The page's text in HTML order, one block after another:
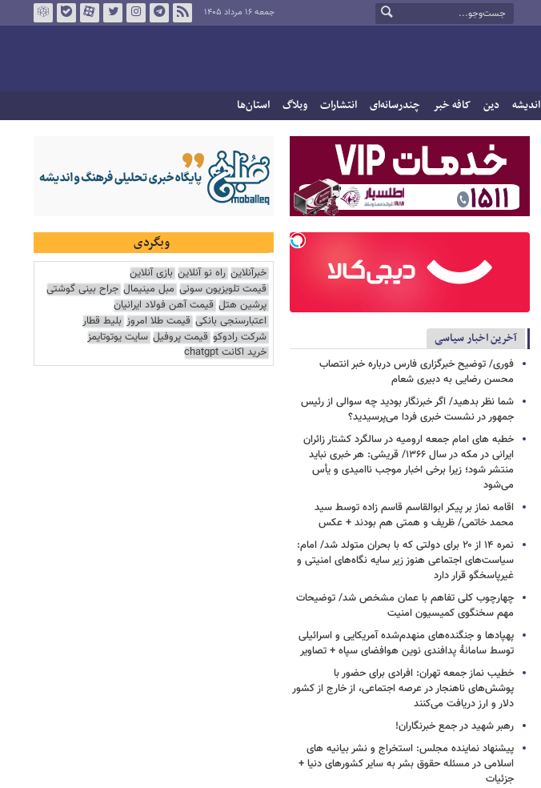
جمعه ۱۶ مرداد ۱۴۰۵
اندیشه دین کافه خبر چندرسانه‌ای انتشارات وبلاگ استان‌ها
آخرین اخبار سیاسی
فوری/ توضیح خبرگزاری فارس درباره خبر انتصاب
محسن رضایی به دبیری شعام
شما نظر بدهید/ اگر خبرنگار بودید چه سوالی از رئیس
جمهور در نشست خبری فردا می‌پرسیدید؟
خطبه های امام جمعه ارومیه در سالگرد کشتار زائران
ایرانی در مکه در سال ۱۳۶۶/ قریشی: هر خبری نباید
منتشر شود؛ زیرا برخی اخبار موجب ناامیدی و یأس
می‌شود
اقامه نماز بر پیکر ابوالقاسم قاسم زاده توسط سید
محمد خاتمی/ ظریف و همتی هم بودند + عکس
نمره ۱۴ از ۲۰ برای دولتی که با بحران متولد شد/ امام:
سیاست‌های اجتماعی هنوز زیر سایه نگاه‌های امنیتی و
غیرپاسخگو قرار دارد
چهارچوب کلی تفاهم با عمان مشخص شد/ توضیحات
مهم سخنگوی کمیسیون امنیت
پهپادها و جنگنده‌های منهدم‌شده آمریکایی و اسرائیلی
توسط سامانۀ پدافندی نوین هوافضای سپاه + تصاویر
خطیب نماز جمعه تهران: افرادی برای حضور با
پوشش‌های ناهنجار در عرصه اجتماعی، از خارج از کشور
دلار و ارز دریافت می‌کنند
رهبر شهید در جمع خبرنگاران!
پیشنهاد نماینده مجلس: استخراج و نشر بیانیه های
اسلامی در مسئله حقوق بشر به سایر کشورهای دنیا +
جزئیات
وبگردی
خبرآنلاین راه نو آنلاین بازی آنلاین
قیمت تلویزیون سونی مبل مینیمال جراح بینی گوشتی
پرشین هتل قیمت آهن فولاد ایرانیان
اعتبارسنجی بانکی قیمت طلا امروز بلیط قطار
شرکت رادوکو قیمت پروفیل سایت یوتوتایمز
خرید اکانت chatgpt